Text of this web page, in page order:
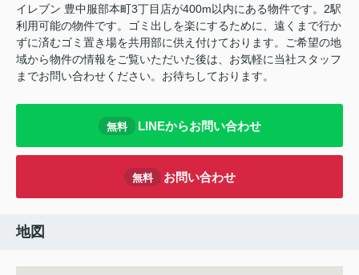
イレブン 豊中服部本町3丁目店が400m以内にある物件です。2駅
利用可能の物件です。ゴミ出しを楽にするために、遠くまで行か
ずに済むゴミ置き場を共用部に供え付けております。ご希望の地
域から物件の情報をご覧いただいた後は、お気軽に当社スタッフ
までお問い合わせください。お待ちしております。
無料 LINEからお問い合わせ
無料 お問い合わせ
地図